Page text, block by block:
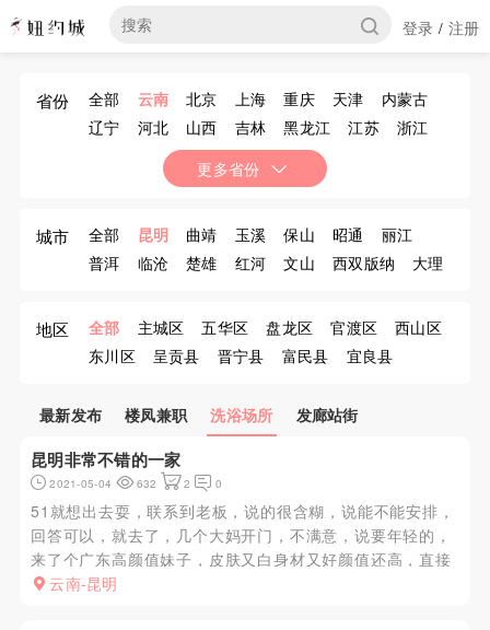
登录 / 注册
省份 全部 云南 北京 上海 重庆 天津
内蒙古
辽宁
河北 山西 吉林 黑龙江 江苏
浙江
福建 江西 山东 河南
广西 海南 四川 贵州
更多省份
城市 全部 昆明 曲靖 玉溪 保山 昭通
丽江
普洱
临沧 楚雄 红河 文山 西双版纳
大理
地区 全部 主城区 五华区 盘龙区 官渡区
西山区
东川区
呈贡县 晋宁县 富民县
宜良县
寻甸回族彝族自治县
安宁市
最新发布 楼凤兼职 洗浴场所 发廊站街
昆明非常不错的一家
2021-05-04 632 2 0
51就想出去耍，联系到老板，说的很含糊，说能不能安排，
回答可以，就去了，几个大妈开门，不满意，说要年轻的，
来了个广东高颜值妹子，皮肤又白身材又好颜值还高，直接
安排，600安排一次，很给力，爽歪歪
云南-昆明